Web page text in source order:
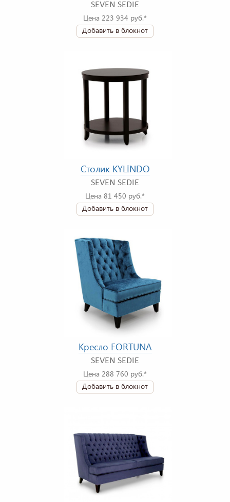
SEVEN SEDIE
Цена 223 934 руб.*
Добавить в блокнот
Столик KYLINDO
SEVEN SEDIE
Цена 81 450 руб.*
Добавить в блокнот
Кресло FORTUNA
SEVEN SEDIE
Цена 288 760 руб.*
Добавить в блокнот